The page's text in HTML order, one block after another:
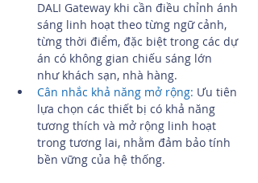
DALI Gateway khi cần điều chỉnh ánh
sáng linh hoạt theo từng ngữ cảnh,
từng thời điểm, đặc biệt trong các dự
án có không gian chiếu sáng lớn
như khách sạn, nhà hàng.
Cân nhắc khả năng mở rộng: Ưu tiên
lựa chọn các thiết bị có khả năng
tương thích và mở rộng linh hoạt
trong tương lai, nhằm đảm bảo tính
bền vững của hệ thống.